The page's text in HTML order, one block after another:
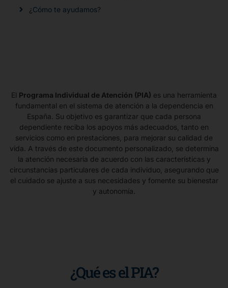
¿Cómo te ayudamos?
El Programa Individual de Atención (PIA) es una herramienta
fundamental en el sistema de atención a la dependencia en
España. Su objetivo es garantizar que cada persona
dependiente reciba los apoyos más adecuados, tanto en
servicios como en prestaciones, para mejorar su calidad de
vida. A través de este documento personalizado, se determina
la atención necesaria de acuerdo con las características y
circunstancias particulares de cada individuo, asegurando que
el cuidado se ajuste a sus necesidades y fomente su bienestar
y autonomía.
¿Qué es el PIA?